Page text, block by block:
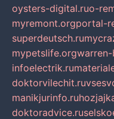
oysters-digital.ruo-
myremont.orgportal-
superdeutsch.ru
mypetslife.org
infoelectrik.ru
doktorvilechit.ru
manikjurinfo.ru
doktoradvice.ru